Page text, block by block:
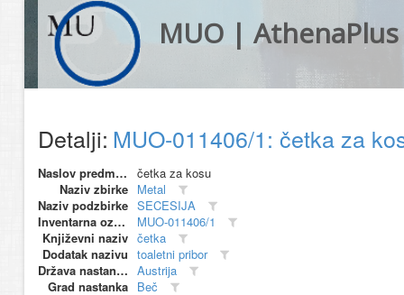
MUO | AthenaPlus
Detalji: MUO-011406/1: četka za
Naslov predmeta
četka za kosu
Naziv zbirke Metal
Naziv podzbirke SECESIJA
Inventarna oznaka
MUO-011406/1
Književni naziv četka
Dodatak nazivu toaletni pribor
Država nastanka Austrija
Grad nastanka Beč